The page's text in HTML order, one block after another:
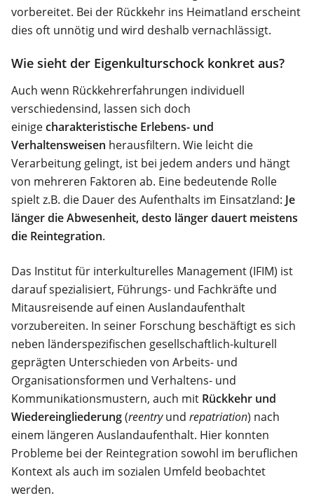
vorbereitet. Bei der Rückkehr ins Heimatland erscheint
dies oft unnötig und wird deshalb vernachlässigt.
Wie sieht der Eigenkulturschock konkret aus?
Auch wenn Rückkehrerfahrungen individuell
verschiedensind, lassen sich doch
einigecharakteristische Erlebens- und
Verhaltensweisen herausfiltern. Wie leicht die
Verarbeitung gelingt, ist bei jedem anders und hängt
von mehreren Faktoren ab. Eine bedeutende Rolle
spielt z.B. die Dauer des Aufenthalts im Einsatzland: Je
länger die Abwesenheit, desto länger dauert meistens
die Reintegration.
Das Institut für interkulturelles Management (IFIM) ist
darauf spezialisiert, Führungs- und Fachkräfte und
Mitausreisende auf einen Auslandaufenthalt
vorzubereiten. In seiner Forschung beschäftigt es sich
neben länderspezifischen gesellschaftlich-kulturell
geprägten Unterschieden von Arbeits- und
Organisationsformen und Verhaltens- und
Kommunikationsmustern, auch mit Rückkehr und
Wiedereingliederung(reentryund repatriation) nach
einem längeren Auslandaufenthalt. Hier konnten
Probleme bei der Reintegration sowohl im beruflichen
Kontext als auch im sozialen Umfeld beobachtet
werden.